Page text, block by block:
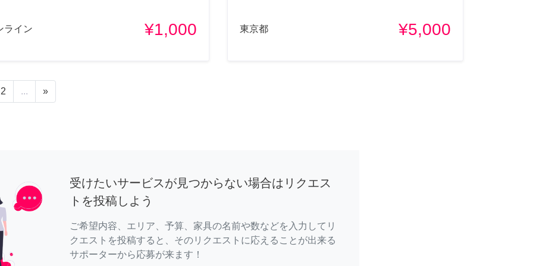
ライン ¥1,000 東京都 ¥5,000
2 ... »
受けたいサービスが見つからない場合はリクエス
トを投稿しよう
ご希望内容、エリア、予算、家具の名前や数などを入力してリ
クエストを投稿すると、そのリクエストに応えることが出来る
サポーターから応募が来ます！